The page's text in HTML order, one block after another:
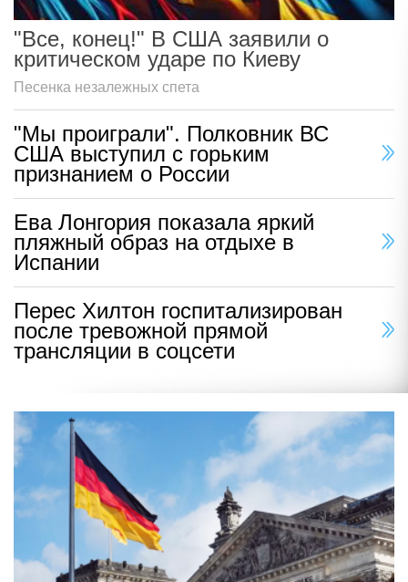
"Все, конец!" В США заявили о
критическом ударе по Киеву
Песенка незалежных спета
"Мы проиграли". Полковник ВС
США выступил с горьким
признанием о России
Ева Лонгория показала яркий
пляжный образ на отдыхе в
Испании
Перес Хилтон госпитализирован
после тревожной прямой
трансляции в соцсети